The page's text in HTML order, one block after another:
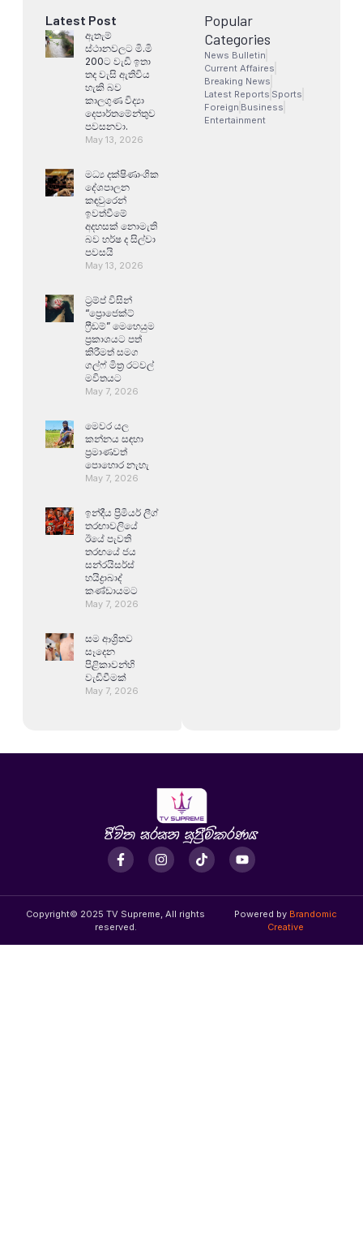
Latest Post
ඇතැම්
ස්ථානවලට මි.මි
200ට වැඩි ඉතා
තද වැසි ඇතිවිය
හැකි බව
කාලගුණ විද්‍යා
දෙපාර්තමේන්තුව
පවසනවා.
May 13, 2026
මධ්‍ය දක්ෂිණාංශික
දේශපාලන
කඳවුරෙන්
ඉවත්වීමේ
අදහසක් නොමැති
බව හර්ෂ ද සිල්වා
පවසයි
May 13, 2026
ට්‍රම්ප් විසින්
“ප්‍රොජෙක්ට්
ෆ්‍රීඩම්” මෙහෙයුම
ප්‍රකාශයට පත්
කිරීමත් සමග
ගල්ෆ් මිත්‍ර රටවල්
මවිතයට
May 7, 2026
මෙවර යල
කන්නය සඳහා
ප්‍රමාණවත්
පොහොර නැහැ
May 7, 2026
ඉන්දීය ප්‍රිමියර් ලීග්
තරඟාවලියේ
ඊයේ පැවති
තරඟයේ ජය
සන්රයිසර්ස්
හයිද්‍රාබාද්
කණ්ඩායමට
May 7, 2026
සම ආශ්‍රිතව
සෑදෙන
පිළිකාවන්හි
වැඩිවීමක්
May 7, 2026
Popular
Categories
News Bulletin
Current Affaires
Breaking News
Latest Reports Sports
Foreign Business
Entertainment
Copyright© 2025 TV Supreme, All rights
reserved.
Powered by Brandomic
Creative